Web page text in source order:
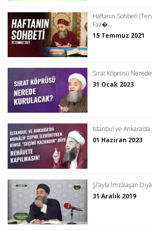
Haftanın Sohbeti
Faz�...
15 Temmuz 2021
Sırat Köprüsü
31 Ocak 2023
İstanbul ve
01 Haziran 2023
Şî’ayla İmzâlaşan
31 Aralık 2019